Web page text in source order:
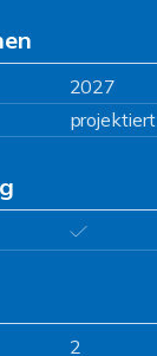
2027
projektiert
2